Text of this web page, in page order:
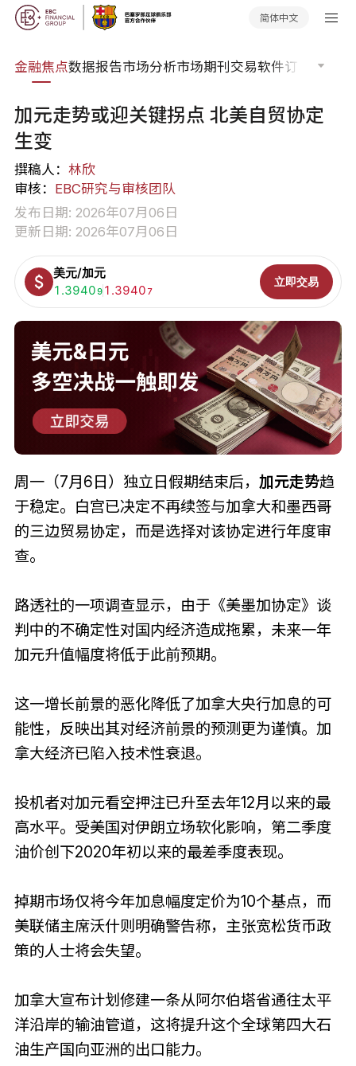
简体中文
金融焦点数据报告市场分析市场期刊交易软件订单流
加元走势或迎关键拐点 北美自贸协定
生变
撰稿人： 林欣
审核： EBC研究与审核团队
发布日期: 2026年07月06日
更新日期: 2026年07月06日
美元/加元
买入:
1.39409卖出:
1.3940 7
立即交易
周一（7月6日）独立日假期结束后， 加元走势趋
于稳定。白宫已决定不再续签与加拿大和墨西哥
的三边贸易协定，而是选择对该协定进行年度审
查。
路透社的一项调查显示，由于《美墨加协定》谈
判中的不确定性对国内经济造成拖累，未来一年
加元升值幅度将低于此前预期。
这一增长前景的恶化降低了加拿大央行加息的可
能性，反映出其对经济前景的预测更为谨慎。加
拿大经济已陷入技术性衰退。
投机者对加元看空押注已升至去年12月以来的最
高水平。受美国对伊朗立场软化影响，第二季度
油价创下2020年初以来的最差季度表现。
掉期市场仅将今年加息幅度定价为10个基点，而
美联储主席沃什则明确警告称，主张宽松货币政
策的人士将会失望。
加拿大宣布计划修建一条从阿尔伯塔省通往太平
洋沿岸的输油管道，这将提升这个全球第四大石
油生产国向亚洲的出口能力。